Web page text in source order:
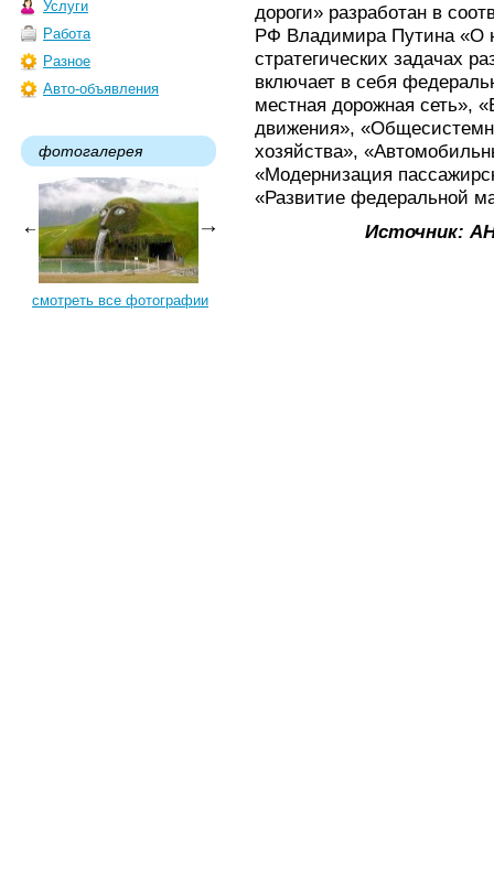
Услуги
Работа
Разное
Авто-объявления
фотогалерея
смотреть все фотографии
дороги» разработан в
РФ Владимира Путина «О
стратегических задачах
включает в себя
местная дорожная сеть»,
движения»,
хозяйства»,
«Модернизация
«Развитие федеральной
Источник: